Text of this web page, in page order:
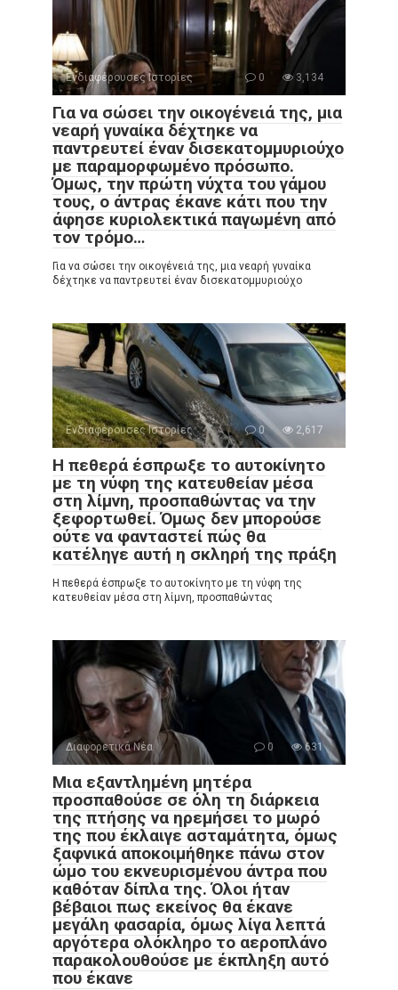
Ενδιαφέρουσες Ιστορίες 0 3,134
Για να σώσει την οικογένειά της, μια
νεαρή γυναίκα δέχτηκε να
παντρευτεί έναν δισεκατομμυριούχο
με παραμορφωμένο πρόσωπο.
Όμως, την πρώτη νύχτα του γάμου
τους, ο άντρας έκανε κάτι που την
άφησε κυριολεκτικά παγωμένη από
τον τρόμο…
Για να σώσει την οικογένειά της, μια νεαρή γυναίκα
δέχτηκε να παντρευτεί έναν δισεκατομμυριούχο
Ενδιαφέρουσες Ιστορίες 0 2,617
Η πεθερά έσπρωξε το αυτοκίνητο
με τη νύφη της κατευθείαν μέσα
στη λίμνη, προσπαθώντας να την
ξεφορτωθεί. Όμως δεν μπορούσε
ούτε να φανταστεί πώς θα
κατέληγε αυτή η σκληρή της πράξη
Η πεθερά έσπρωξε το αυτοκίνητο με τη νύφη της
κατευθείαν μέσα στη λίμνη, προσπαθώντας
Διαφορετικά Νέα 0 631
Μια εξαντλημένη μητέρα
προσπαθούσε σε όλη τη διάρκεια
της πτήσης να ηρεμήσει το μωρό
της που έκλαιγε ασταμάτητα, όμως
ξαφνικά αποκοιμήθηκε πάνω στον
ώμο του εκνευρισμένου άντρα που
καθόταν δίπλα της. Όλοι ήταν
βέβαιοι πως εκείνος θα έκανε
μεγάλη φασαρία, όμως λίγα λεπτά
αργότερα ολόκληρο το αεροπλάνο
παρακολουθούσε με έκπληξη αυτό
που έκανε